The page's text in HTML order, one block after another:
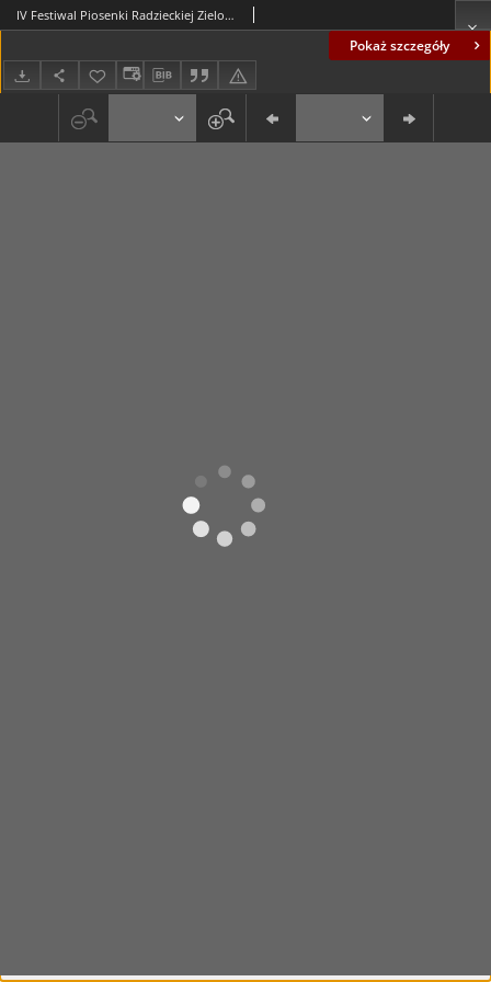
Pokaż szczegóły
IV Festiwal Piosenki Radzieckiej Zielona Góra 6-8 czerwca 1968 r.: zaproszenie